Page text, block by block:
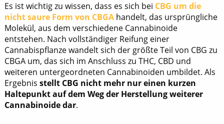
Es ist wichtig zu wissen, dass es sich bei CBG um die
nicht saure Form von CBGAhandelt, das ursprüngliche
Molekül, aus dem verschiedene Cannabinoide
entstehen. Nach vollständiger Reifung einer
Cannabispflanze wandelt sich der größte Teil von CBG zu
CBGA um, das sich im Anschluss zu THC, CBD und
weiteren untergeordneten Cannabinoiden umbildet. Als
Ergebnis stellt CBG nicht mehr nur einen kurzen
Haltepunkt auf dem Weg der Herstellung weiterer
Cannabinoide dar.